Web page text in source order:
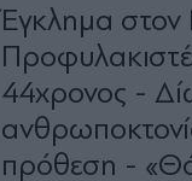
Έγκλημα
44χρονος -
πρόθεση -